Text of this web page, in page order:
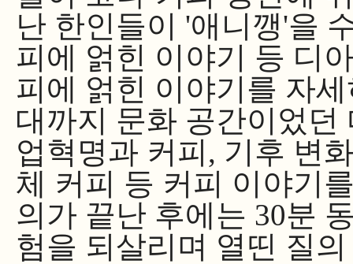
난 한인들이 '애니깽'을
피에 얽힌 이야기 등 디
피에 얽힌 이야기를 자
대까지 문화 공간이었던
업혁명과 커피, 기후 변
체 커피 등 커피 이야기
의가 끝난 후에는 30분
험을 되살리며 열띤 질